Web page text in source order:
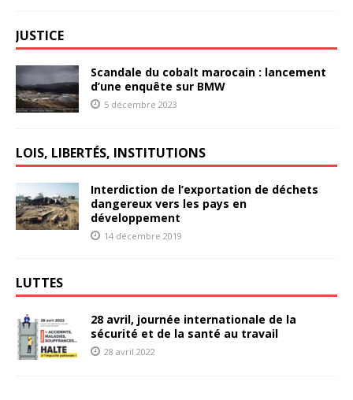
JUSTICE
Scandale du cobalt marocain : lancement
d’une enquête sur BMW
5 décembre 2023
LOIS, LIBERTÉS, INSTITUTIONS
Interdiction de l’exportation de déchets
dangereux vers les pays en
développement
14 décembre 2019
LUTTES
28 avril, journée internationale de la
sécurité et de la santé au travail
28 avril 2022